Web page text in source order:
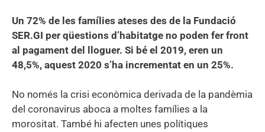
Un 72% de les famílies ateses des de la Fundació
SER.GI per qüestions d’habitatge no poden fer front
al pagament del lloguer. Si bé el 2019, eren un
48,5%, aquest 2020 s’ha incrementat en un 25%.
No només la crisi econòmica derivada de la pandèmia
del coronavirus aboca a moltes famílies a la
morositat. També hi afecten unes polítiques